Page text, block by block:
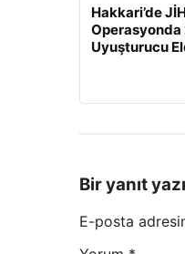
Hakkari’de
Operasyonda
Uyuşturucu
Bir yanıt
E-posta